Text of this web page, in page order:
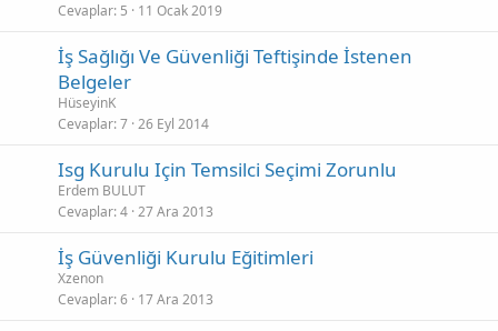
Cevaplar 5 11 Ocak 2019
İş Sağlığı Ve Güvenliği Teftişinde İstenen
Belgeler
HüseyinK
Cevaplar 7 26 Eyl 2014
Isg Kurulu Için Temsilci Seçimi Zorunlu
Erdem BULUT
Cevaplar 4 27 Ara 2013
İş Güvenliği Kurulu Eğitimleri
Xzenon
Cevaplar 6 17 Ara 2013